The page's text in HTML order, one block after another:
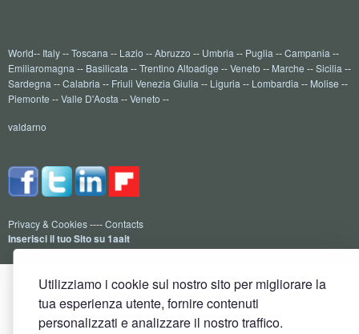
Utilizziamo i cookie sul nostro sito per migliorare la
tua esperienza utente, fornire contenuti
personalizzati e analizzare il nostro traffico.
World-- Italy--Toscana -- Lazio --Abruzzo -- Umbria -- Puglia --Campania --
Emiliaromagna -- Basilicata --Trentino Altoadige --Veneto -- Marche --Sicilia --
Sardegna --Calabria -- Friuli Venezia Giulia -- Liguria -- Lombardia -- Molise --
Piemonte --Valle D'Aosta --Veneto --
valdarno
Privacy & Cookies----Contacts
Inserisci il tuo Sito su 1aait